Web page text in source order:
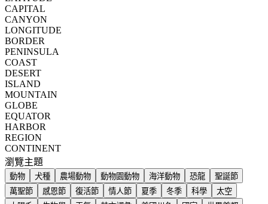
CAPITAL
CANYON
LONGITUDE
BORDER
PENINSULA
COAST
DESERT
ISLAND
MOUNTAIN
GLOBE
EQUATOR
HARBOR
REGION
CONTINENT
瀏覽主題
動物 犬種 農場動物 動物園動物 海洋動物 恐龍
聖誕節
萬聖節
感恩節 復活節 情人節 夏季 冬季 科學
太空